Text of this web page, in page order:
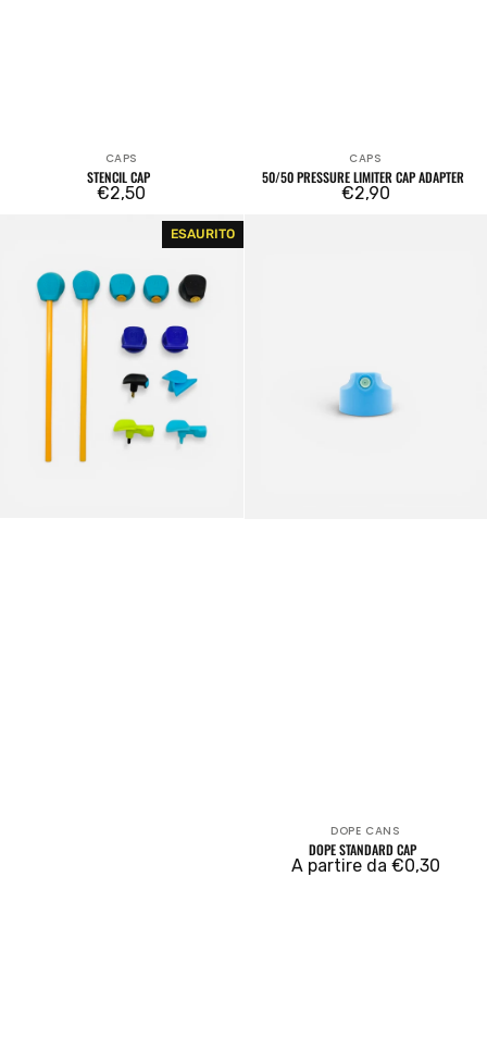
Venditore:
CAPS
STENCIL CAP
Prezzo
regolare
€2,50
Venditore:
CAPS
50/50 PRESSURE LIMITER CAP ADAPTER
Prezzo
€2,90
CAPS
ESAURITO Dope
Standard
Venditore:
DOPE CANS
DOPE STANDARD CAP
Prezzo
A partire da €0,30